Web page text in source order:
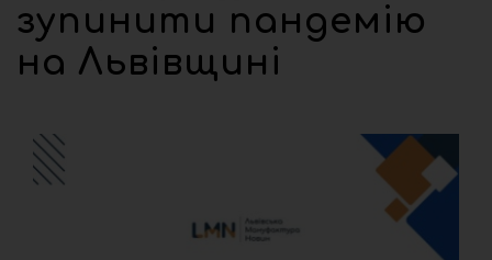
зупинити пандемію
на Львівщині